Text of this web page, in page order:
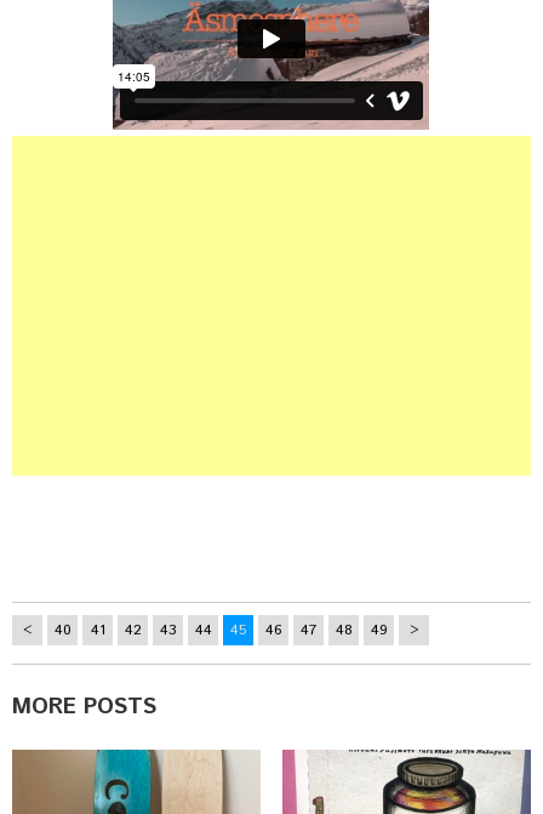
< 40 41 42 43 44 45 46 47 48 49 >
MORE POSTS